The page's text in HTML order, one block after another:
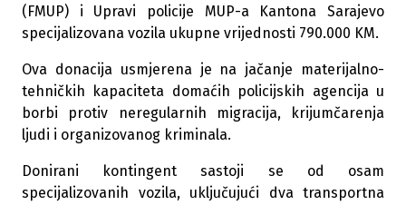
(FMUP) i Upravi policije MUP-a Kantona Sarajevo
specijalizovana vozila ukupne vrijednosti 790.000 KM.
Ova donacija usmjerena je na jačanje materijalno-
tehničkih kapaciteta domaćih policijskih agencija u
borbi protiv neregularnih migracija, krijumčarenja
ljudi i organizovanog kriminala.
Donirani kontingent sastoji se od osam
specijalizovanih vozila, uključujući dva transportna